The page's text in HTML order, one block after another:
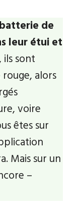
de
leur étui et
ils sont
rouge, alors
voire
êtes sur
Mais sur un
–